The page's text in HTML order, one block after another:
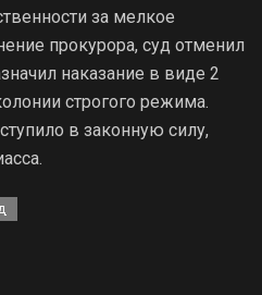
за мелкое
прокурора, суд отменил
наказание в виде 2
строгого режима.
в законную силу,